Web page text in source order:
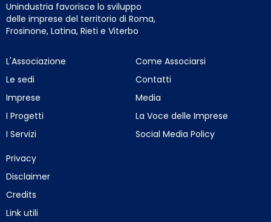
Unindustria favorisce lo sviluppo
delle imprese del territorio di Roma,
Frosinone, Latina, Rieti e Viterbo
L'Associazione
Le sedi
Imprese
I Progetti
I Servizi
Come Associarsi
Contatti
Media
La Voce delle Imprese
Social Media Policy
Privacy
Disclaimer
Credits
Link utili